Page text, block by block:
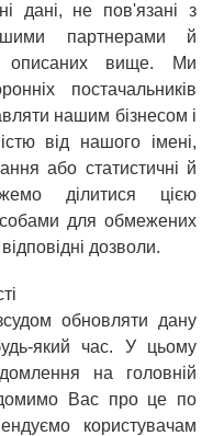
дані, не пов'язані з
партнерами й
описаних вище. Ми
постачальників
нашим бізнесом і
від нашого імені,
або статистичні й
ділитися цією
для обмежених
дозволи.
обновляти дану
який час. У цьому
на головній
Вас про це по
користувачам